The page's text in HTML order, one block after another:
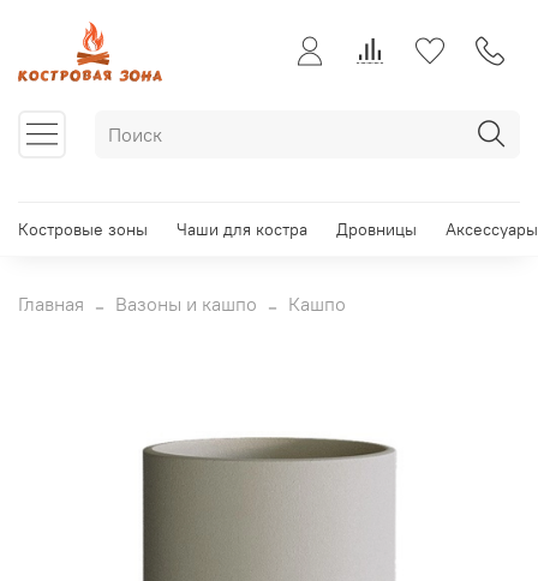
Костровые зоны Чаши для костра Дровницы Аксессуары
Главная Вазоны и кашпо Кашпо